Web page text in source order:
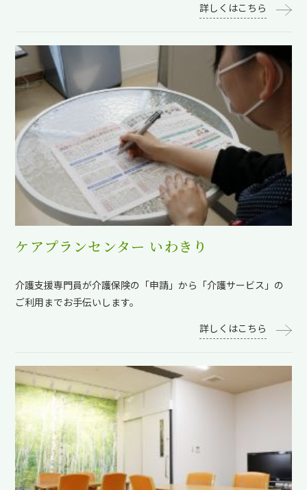
詳しくはこちら
ケアプランセンター いわきり
介護支援専門員が介護保険の「申請」から「介護サービス」の
ご利用までお手伝いします。
詳しくはこちら